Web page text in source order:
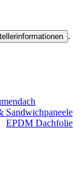
.
Sandwichpaneele
EPDM Dachfolie